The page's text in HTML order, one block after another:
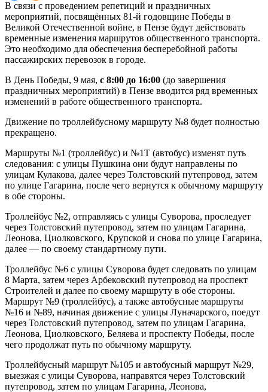
В связи с проведением репетиций и праздничных
мероприятий, посвящённых 81-й годовщине Победы в
Великой Отечественной войне, в Пензе будут действовать
временные изменения маршрутов общественного транспорта.
Это необходимо для обеспечения бесперебойной работы
пассажирских перевозок в городе.
В День Победы, 9 мая, с 8:00 до 16:00 (до завершения
праздничных мероприятий) в Пензе вводится ряд временных
изменений в работе общественного транспорта.
Движение по троллейбусному маршруту №8 будет полностью
прекращено.
Маршруты №1 (троллейбус) и №1Т (автобус) изменят путь
следования: с улицы Пушкина они будут направлены по
улицам Кулакова, далее через Толстовский путепровод, затем
по улице Гагарина, после чего вернутся к обычному маршруту
в обе стороны.
Троллейбус №2, отправляясь с улицы Суворова, проследует
через Толстовский путепровод, затем по улицам Гагарина,
Леонова, Циолковского, Крупской и снова по улице Гагарина,
далее — по своему стандартному пути.
Троллейбус №6 с улицы Суворова будет следовать по улицам
8 Марта, затем через Арбековский путепровод на проспект
Строителей и далее по своему маршруту в обе стороны.
Маршрут №9 (троллейбус), а также автобусные маршруты
№16 и №89, начиная движение с улицы Луначарского, поедут
через Толстовский путепровод, затем по улицам Гагарина,
Леонова, Циолковского, Беляева и проспекту Победы, после
чего продолжат путь по обычному маршруту.
Троллейбусный маршрут №105 и автобусный маршрут №29,
выезжая с улицы Суворова, направятся через Толстовский
путепровод, затем по улицам Гагарина, Леонова,